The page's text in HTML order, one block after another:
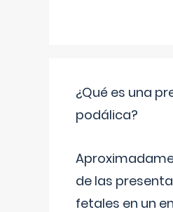
¿Qué es una
podálica?
de las
fetales en un